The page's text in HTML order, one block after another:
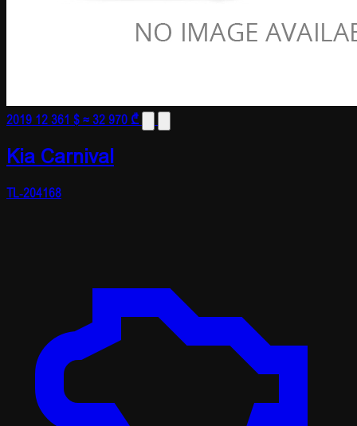
2019 12 361 $≈ 32 970 ₾
Kia Carnival
TL-204168